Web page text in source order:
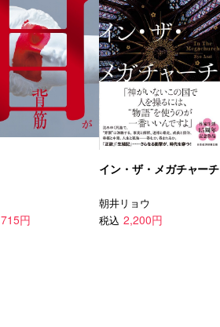
715円
イン・ザ・メガチャーチ
朝井リョウ
税込 2,200円